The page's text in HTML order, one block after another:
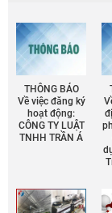
THÔNG BÁO
Về việc đăng ký
hoạt động:
CÔNG TY LUẬT
TNHH TRẦN Á